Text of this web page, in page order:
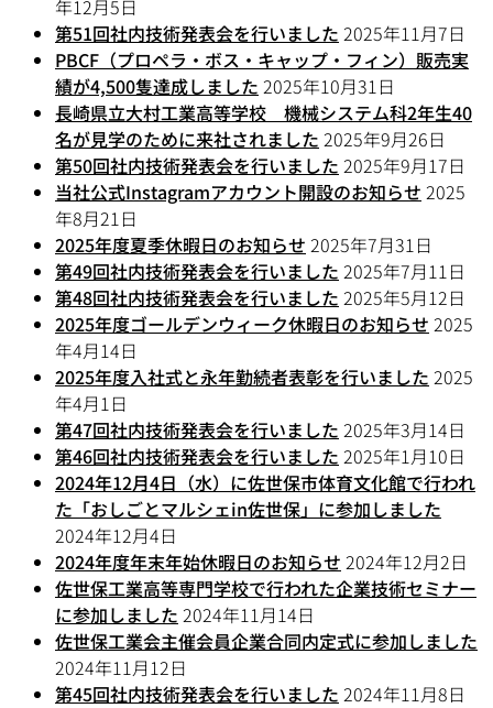
年12月5日
第51回社内技術発表会を行いました 2025年11月7日
PBCF（プロペラ・ボス・キャップ・フィン）販売実
績が4,500隻達成しました 2025年10月31日
長崎県立大村工業高等学校 機械システム科2年生40
名が見学のために来社されました 2025年9月26日
第50回社内技術発表会を行いました 2025年9月17日
当社公式Instagramアカウント開設のお知らせ 2025
年8月21日
2025年度夏季休暇日のお知らせ 2025年7月31日
第49回社内技術発表会を行いました 2025年7月11日
第48回社内技術発表会を行いました 2025年5月12日
2025年度ゴールデンウィーク休暇日のお知らせ 2025
年4月14日
2025年度入社式と永年勤続者表彰を行いました 2025
年4月1日
第47回社内技術発表会を行いました 2025年3月14日
第46回社内技術発表会を行いました 2025年1月10日
2024年12月4日（水）に佐世保市体育文化館で行われ
た「おしごとマルシェin佐世保」に参加しました
2024年12月4日
2024年度年末年始休暇日のお知らせ 2024年12月2日
佐世保工業高等専門学校で行われた企業技術セミナー
に参加しました 2024年11月14日
佐世保工業会主催会員企業合同内定式に参加しました
2024年11月12日
第45回社内技術発表会を行いました 2024年11月8日